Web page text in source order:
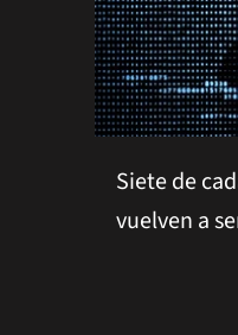
Siete de
vuelven a